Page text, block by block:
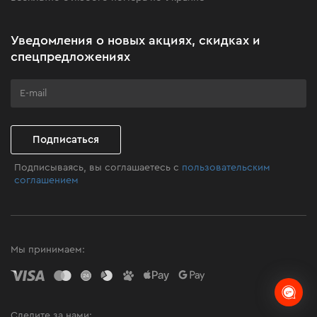
Клуб мастерства
Уведомления о новых акциях, скидках и
спецпредложениях
Подписаться
Подписываясь, вы соглашаетесь с пользовательским
соглашением
Мы принимаем: